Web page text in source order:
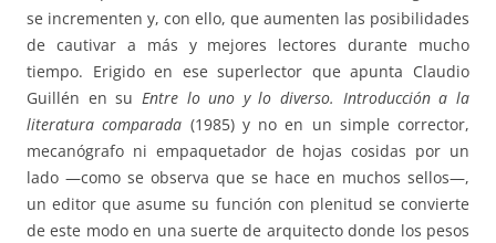
se incrementen y, con ello, que aumenten las posibilidades
de cautivar a más y mejores lectores durante mucho
tiempo. Erigido en ese superlector que apunta Claudio
Guillén en su Entre lo uno y lo diverso. Introducción a la
literatura comparada (1985) y no en un simple corrector,
mecanógrafo ni empaquetador de hojas cosidas por un
lado —como se observa que se hace en muchos sellos—,
un editor que asume su función con plenitud se convierte
de este modo en una suerte de arquitecto donde los pesos